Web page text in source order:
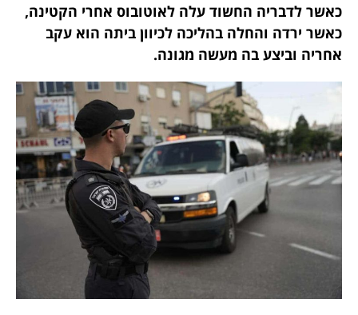
כאשר לדבריה החשוד עלה לאוטובוס אחרי הקטינה,
כאשר ירדה והחלה בהליכה לכיוון ביתה הוא עקב
אחריה וביצע בה מעשה מגונה.